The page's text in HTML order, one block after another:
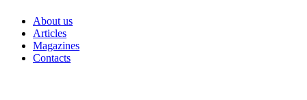
About us
Articles
Magazines
Contacts